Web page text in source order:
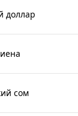
доллар
сом